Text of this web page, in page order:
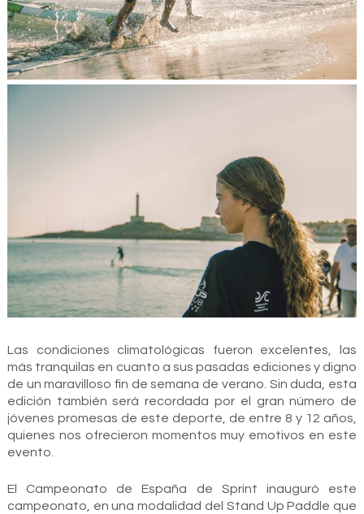
Las condiciones climatológicas fueron excelentes, las
más tranquilas en cuanto a sus pasadas ediciones y digno
de un maravilloso fin de semana de verano. Sin duda, esta
edición también será recordada por el gran número de
jóvenes promesas de este deporte, de entre 8 y 12 años,
quienes nos ofrecieron momentos muy emotivos en este
evento.
El Campeonato de España de Sprint inauguró este
campeonato, en una modalidad del Stand Up Paddle que